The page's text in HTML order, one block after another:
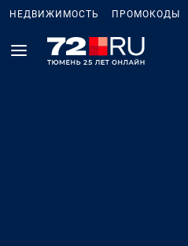
НЕДВИЖИМОСТЬ ПРОМОКОДЫ